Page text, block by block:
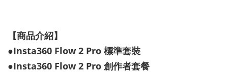
【商品介紹】
●Insta360 Flow 2 Pro 標準套裝
●Insta360 Flow 2 Pro 創作者套餐